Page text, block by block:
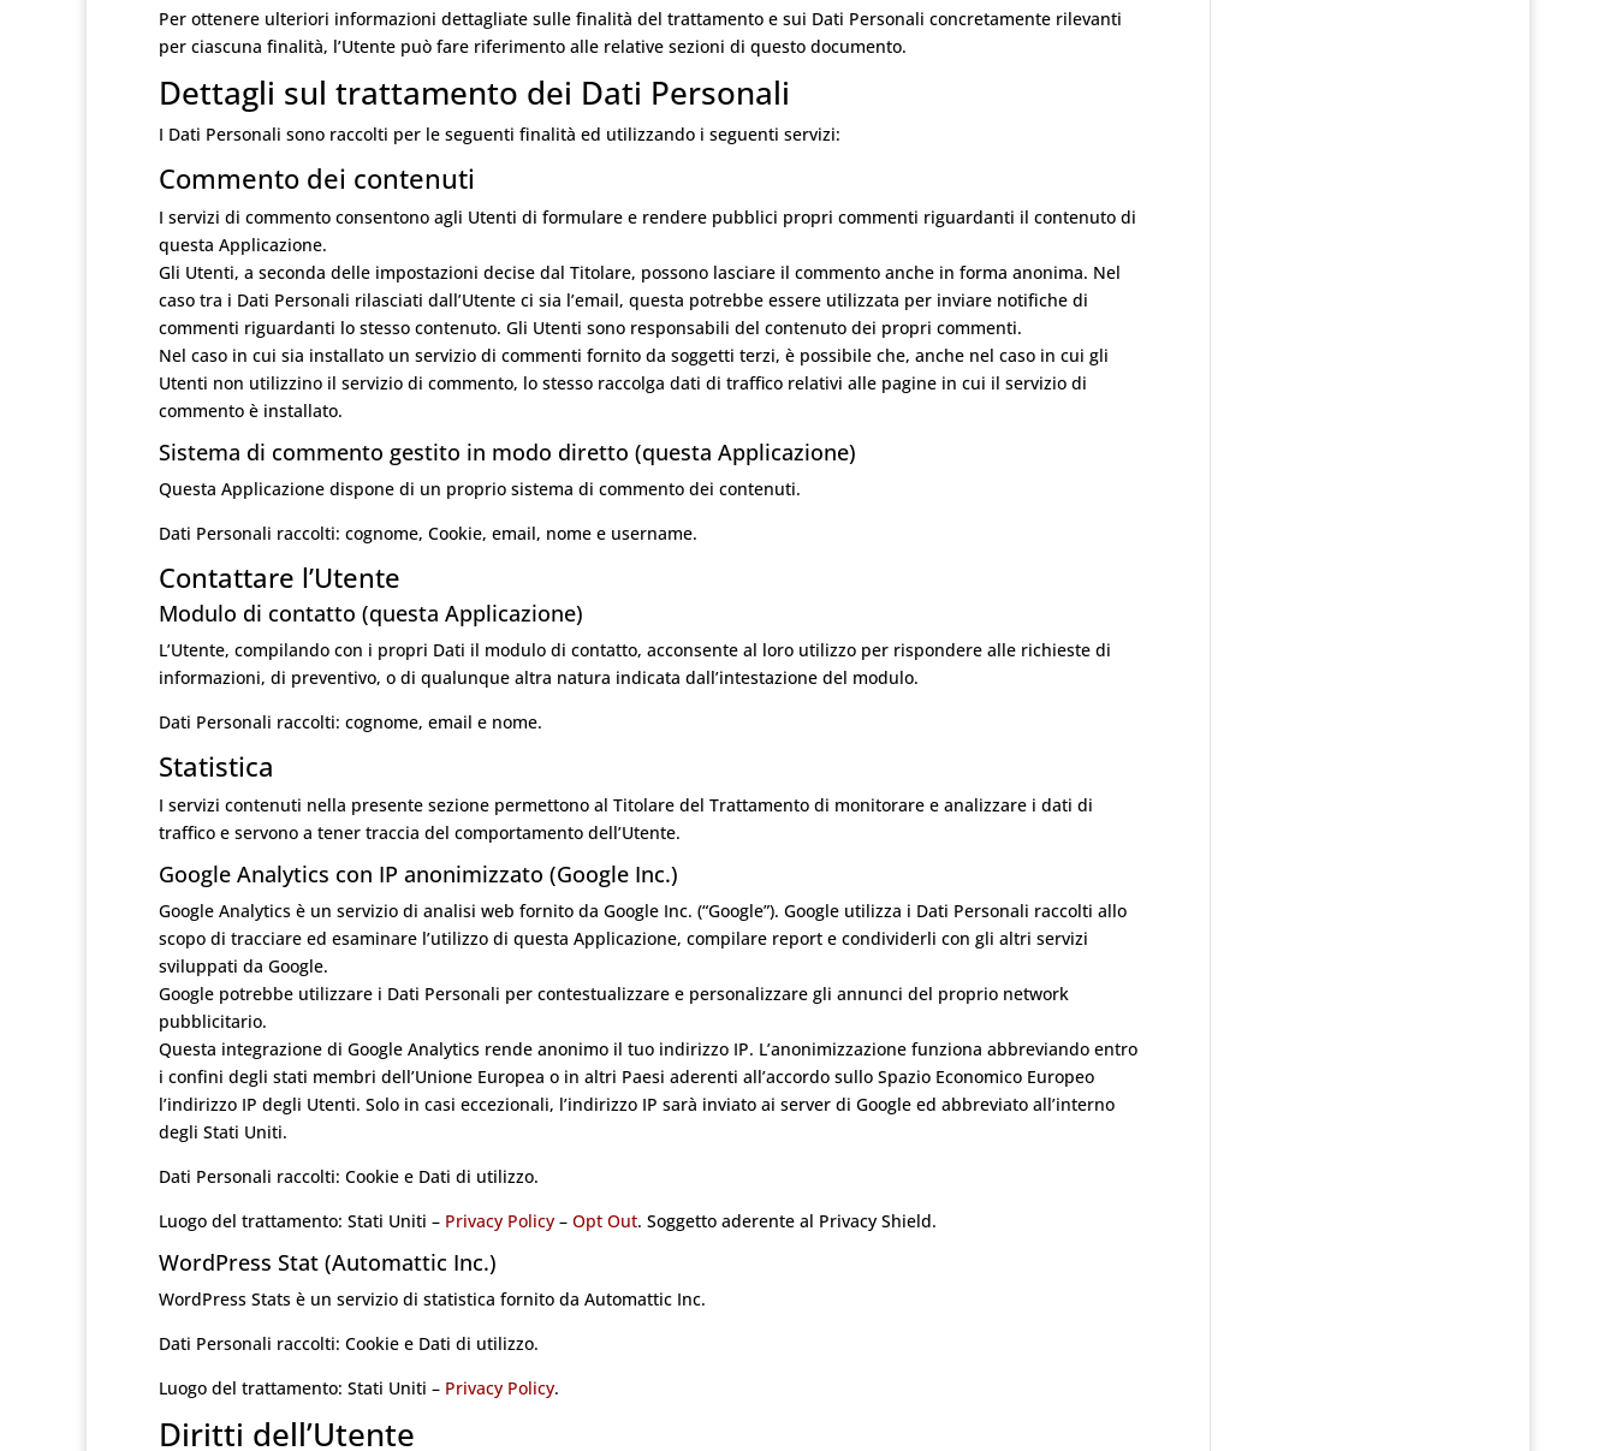
Per ottenere ulteriori informazioni dettagliate sulle finalità del trattamento e sui Dati Personali concretamente rilevanti
per ciascuna finalità, l’Utente può fare riferimento alle relative sezioni di questo documento.
Dettagli sul trattamento dei Dati Personali
I Dati Personali sono raccolti per le seguenti finalità ed utilizzando i seguenti servizi:
Commento dei contenuti
I servizi di commento consentono agli Utenti di formulare e rendere pubblici propri commenti riguardanti il contenuto di
questa Applicazione.
Gli Utenti, a seconda delle impostazioni decise dal Titolare, possono lasciare il commento anche in forma anonima. Nel
caso tra i Dati Personali rilasciati dall’Utente ci sia l’email, questa potrebbe essere utilizzata per inviare notifiche di
commenti riguardanti lo stesso contenuto. Gli Utenti sono responsabili del contenuto dei propri commenti.
Nel caso in cui sia installato un servizio di commenti fornito da soggetti terzi, è possibile che, anche nel caso in cui gli
Utenti non utilizzino il servizio di commento, lo stesso raccolga dati di traffico relativi alle pagine in cui il servizio di
commento è installato.
Sistema di commento gestito in modo diretto (questa Applicazione)
Questa Applicazione dispone di un proprio sistema di commento dei contenuti.
Dati Personali raccolti: cognome, Cookie, email, nome e username.
Contattare l’Utente
Modulo di contatto (questa Applicazione)
L’Utente, compilando con i propri Dati il modulo di contatto, acconsente al loro utilizzo per rispondere alle richieste di
informazioni, di preventivo, o di qualunque altra natura indicata dall’intestazione del modulo.
Dati Personali raccolti: cognome, email e nome.
Statistica
I servizi contenuti nella presente sezione permettono al Titolare del Trattamento di monitorare e analizzare i dati di
traffico e servono a tener traccia del comportamento dell’Utente.
Google Analytics con IP anonimizzato (Google Inc.)
Google Analytics è un servizio di analisi web fornito da Google Inc. (“Google”). Google utilizza i Dati Personali raccolti allo
scopo di tracciare ed esaminare l’utilizzo di questa Applicazione, compilare report e condividerli con gli altri servizi
sviluppati da Google.
Google potrebbe utilizzare i Dati Personali per contestualizzare e personalizzare gli annunci del proprio network
pubblicitario.
Questa integrazione di Google Analytics rende anonimo il tuo indirizzo IP. L’anonimizzazione funziona abbreviando entro
i confini degli stati membri dell’Unione Europea o in altri Paesi aderenti all’accordo sullo Spazio Economico Europeo
l’indirizzo IP degli Utenti. Solo in casi eccezionali, l’indirizzo IP sarà inviato ai server di Google ed abbreviato all’interno
degli Stati Uniti.
Dati Personali raccolti: Cookie e Dati di utilizzo.
Luogo del trattamento: Stati Uniti – Privacy Policy – Opt Out. Soggetto aderente al Privacy Shield.
WordPress Stat (Automattic Inc.)
WordPress Stats è un servizio di statistica fornito da Automattic Inc.
Dati Personali raccolti: Cookie e Dati di utilizzo.
Luogo del trattamento: Stati Uniti – Privacy Policy.
Diritti dell’Utente